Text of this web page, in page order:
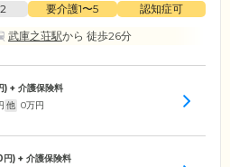
要介護1〜5
認知症可
武庫之荘駅から 徒歩26分
) + 介護保険料
他 0万円
円) + 介護保険料